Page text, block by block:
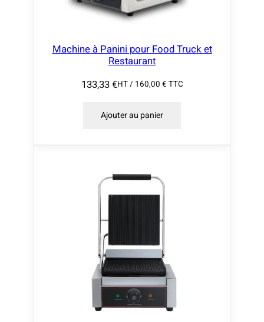
Machine à Panini pour Food Truck et
Restaurant
133,33€HT / 160,00 € TTC
Ajouter au panier